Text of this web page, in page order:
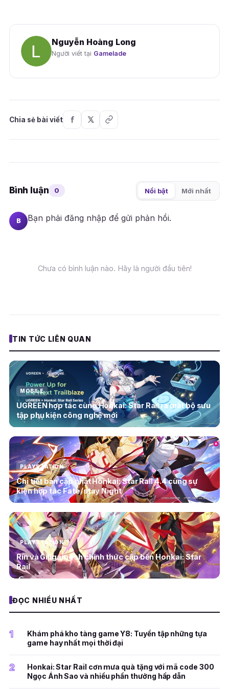
Nguyễn Hoàng Long
Người viết tại Gamelade
Chia sẻ bài viết
Bình luận 0 Nổi bật Mới nhất
B Bạn phải đăng nhập để gửi phản hồi.
Chưa có bình luận nào. Hãy là người đầu tiên!
TIN TỨC LIÊN QUAN
MOBILE
UGREEN hợp tác cùng Honkai: Star Rail ra mắt bộ sưu
tập phụ kiện công nghệ mới
PLAYSTATION
Chi tiết bản cập nhật Honkai: Star Rail 4.4 cùng sự
kiện hợp tác Fate/stay Night
PLAYSTATION
Rin và Gillgamesh chính thức cập bến Honkai: Star
Rail
ĐỌC NHIỀU NHẤT
1
Khám phá kho tàng game Y8: Tuyển tập những tựa
game hay nhất mọi thời đại
2
Honkai: Star Rail cơn mưa quà tặng với mã code 300
Ngọc Ánh Sao và nhiều phần thưởng hấp dẫn